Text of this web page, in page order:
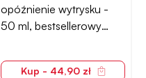
opóźnienie wytrysku -
50 ml, bestsellerowy
Kup - 44,90 zł